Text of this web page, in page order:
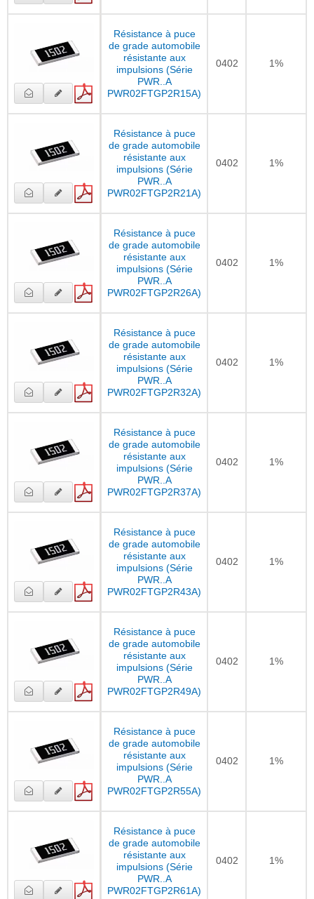
Résistance à puce
de grade automobile
résistante aux
impulsions (Série
PWR..A
PWR02FTGP2R15A)
0402 1%
Résistance à puce
de grade automobile
résistante aux
impulsions (Série
PWR..A
PWR02FTGP2R21A)
0402 1%
Résistance à puce
de grade automobile
résistante aux
impulsions (Série
PWR..A
PWR02FTGP2R26A)
0402 1%
Résistance à puce
de grade automobile
résistante aux
impulsions (Série
PWR..A
PWR02FTGP2R32A)
0402 1%
Résistance à puce
de grade automobile
résistante aux
impulsions (Série
PWR..A
PWR02FTGP2R37A)
0402 1%
Résistance à puce
de grade automobile
résistante aux
impulsions (Série
PWR..A
PWR02FTGP2R43A)
0402 1%
Résistance à puce
de grade automobile
résistante aux
impulsions (Série
PWR..A
PWR02FTGP2R49A)
0402 1%
Résistance à puce
de grade automobile
résistante aux
impulsions (Série
PWR..A
PWR02FTGP2R55A)
0402 1%
Résistance à puce
de grade automobile
résistante aux
impulsions (Série
PWR..A
PWR02FTGP2R61A)
0402 1%